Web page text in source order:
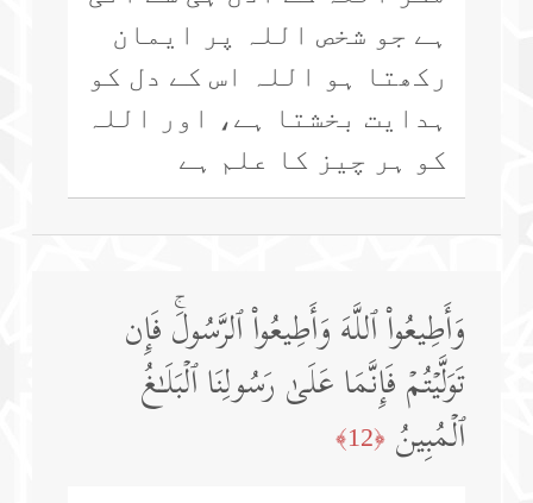
ہے جو شخص اللہ پر ایمان
رکھتا ہو اللہ اس کے دل کو
ہدایت بخشتا ہے، اور اللہ
کو ہر چیز کا علم ہے
وَأَطِیعُوا۟ ٱللَّهَ وَأَطِیعُوا۟ ٱلرَّسُولَۚ فَإِن
تَوَلَّیۡتُمۡ فَإِنَّمَا عَلَىٰ رَسُولِنَا ٱلۡبَلَـٰغُ
ٱلۡمُبِینُ ﴿12﴾